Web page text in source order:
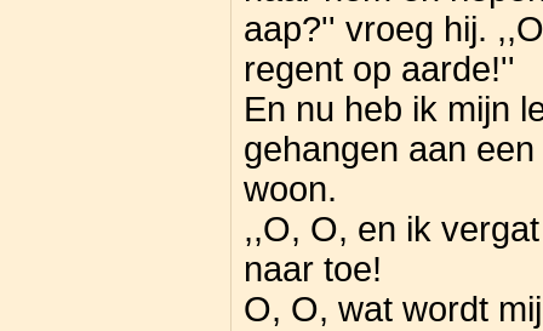
aap?'' vroeg hij.
regent op aarde!''
En nu heb ik mijn
gehangen aan
woon.
,,O, O, en ik
naar toe!
O, O, wat wordt